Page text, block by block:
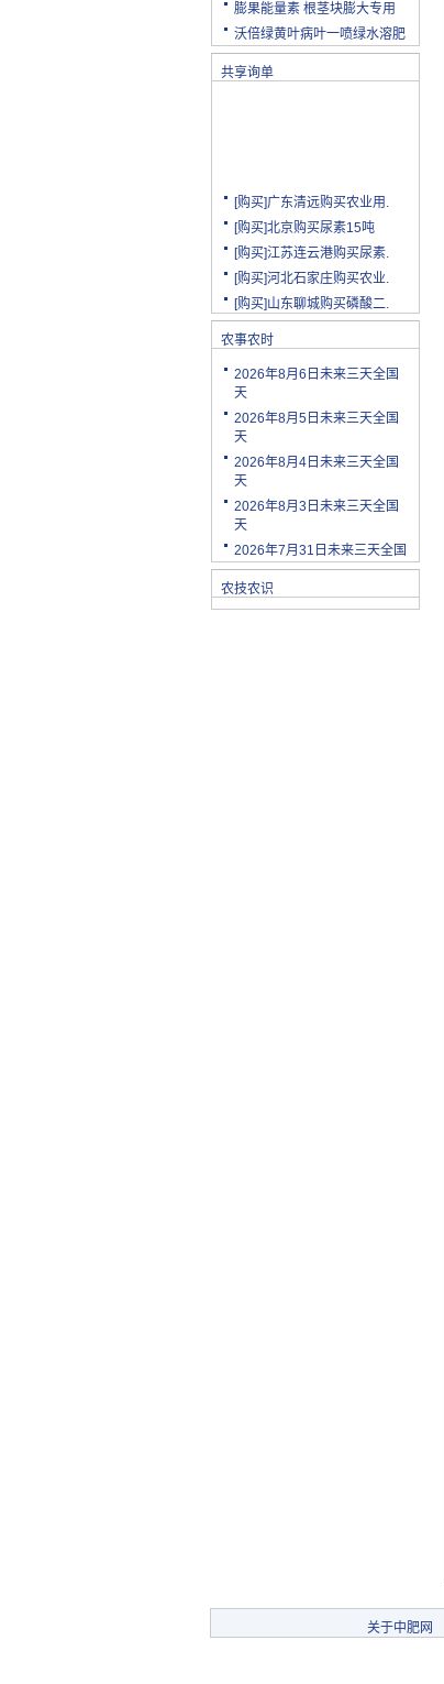
膨果能量素 根茎块膨大专用
沃倍绿黄叶病叶一喷绿水溶肥
共享询单
[购买]北京购买尿素15吨
[购买]江苏连云港购买尿素.
[购买]河北石家庄购买农业.
[购买]山东聊城购买磷酸二.
[购买]陕西渭南购买小麦配.
[购买]云南玉溪购买尿素10.
[购买]山东潍坊购买复合肥.
[购买]河南安阳购买二铵20.
[购买]四川绵阳购买尿素2.
[购买]天津购买小颗粒尿素.
[购买]内蒙古购买复合肥10.
[购买]天津购买大颗粒尿素.
[购买]河南新乡购买冲施肥.
[购买]山东济宁购买尿素10.
[代理]陕西渭南代理小麦配.
[购买]新疆克孜勒苏柯尔克.
[购买]湖北襄阳购买氯化铵.
[购买]安徽购买有机肥料5.
农事农时
2026年8月6日未来三天全国
天
2026年8月5日未来三天全国
天
2026年8月4日未来三天全国
天
2026年8月3日未来三天全国
天
2026年7月31日未来三天全国
农技农识
关于中肥网